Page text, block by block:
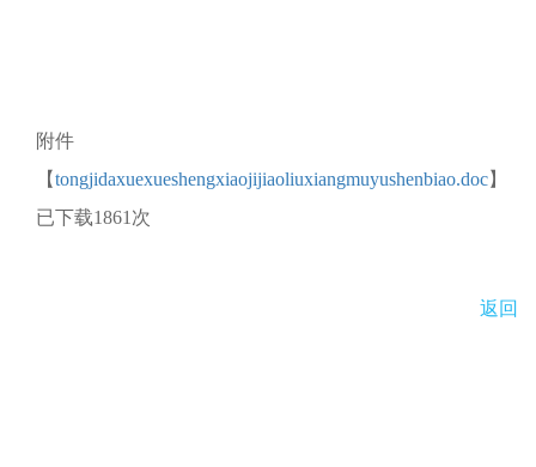
附件
【tongjidaxuexueshengxiaojijiaoliuxiangmuyushenbiao.doc】
已下载1861 次
返回